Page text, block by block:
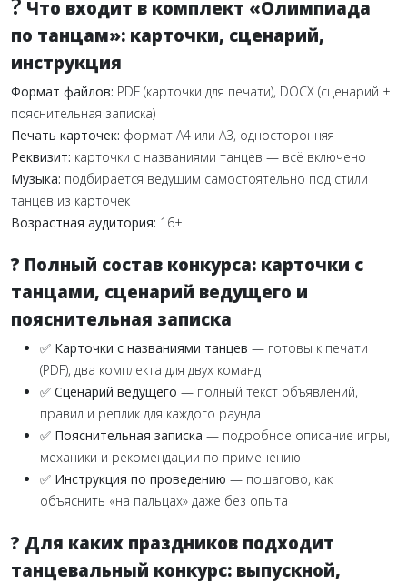
Что входит в комплект «Олимпиада
по танцам»: карточки, сценарий,
инструкция
Формат файлов: PDF (карточки для печати), DOCX (сценарий +
пояснительная записка)
Печать карточек: формат А4 или А3, односторонняя
Реквизит: карточки с названиями танцев — всё включено
Музыка: подбирается ведущим самостоятельно под стили
танцев из карточек
Возрастная аудитория: 16+
? Полный состав конкурса: карточки с
танцами, сценарий ведущего и
пояснительная записка
✅ Карточки с названиями танцев — готовы к печати
(PDF), два комплекта для двух команд
✅ Сценарий ведущего — полный текст объявлений,
правил и реплик для каждого раунда
✅ Пояснительная записка — подробное описание игры,
механики и рекомендации по применению
✅ Инструкция по проведению — пошагово, как
объяснить «на пальцах» даже без опыта
? Для каких праздников подходит
танцевальный конкурс: выпускной,